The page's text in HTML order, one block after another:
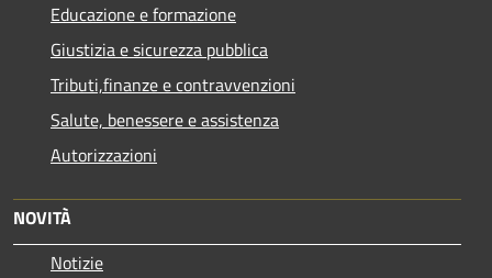
Educazione e formazione
Giustizia e sicurezza pubblica
Tributi,finanze e contravvenzioni
Salute, benessere e assistenza
Autorizzazioni
NOVITÀ
Notizie